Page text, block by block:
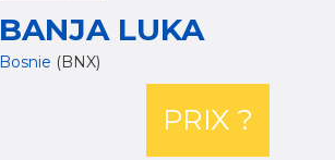
BANJA LUKA
Bosnie (BNX)
PRIX ?